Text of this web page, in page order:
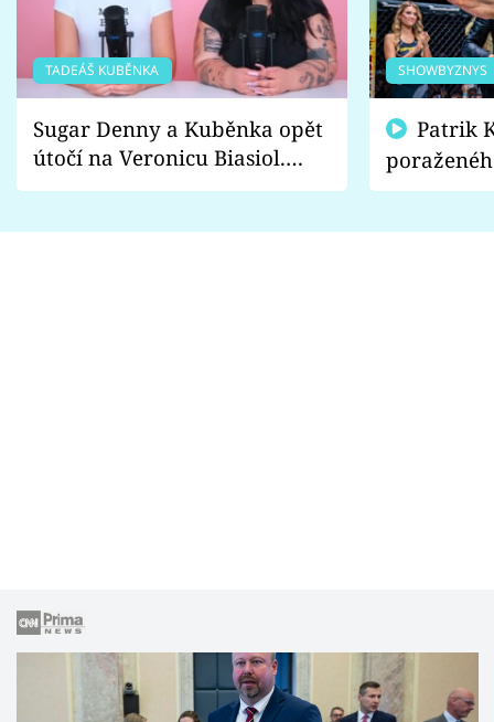
TADEÁŠ KUBĚNKA
Sugar Denny a Kuběnka opět
útočí na Veronicu Biasiol.
Proč je podle nich falešná a
SHOWBYZNYS
fanoušci